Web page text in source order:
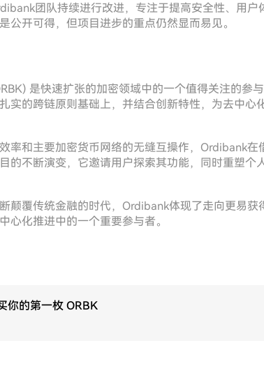
团队持续进行改进，专注于提高安全性、用
公开可得，但项目进步的重点仍然显而易见。
是快速扩张的加密领域中的一个值得关注的参
实的跨链原则基础上，并结合创新特性，为去中心
率和主要加密货币网络的无缝互操作，Ordibank
的不断演变，它邀请用户探索其功能，同时重塑个
颠覆传统金融的时代，Ordibank体现了走向更易
心化推进中的一个重要参与者。
你的第一枚 ORBK